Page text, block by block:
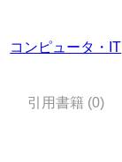
コンピュータ・IT
引用書籍 (0)